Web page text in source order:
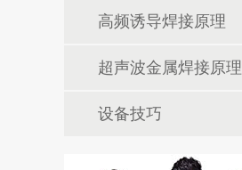
高频诱导焊接原理
超声波金属焊接原理
设备技巧